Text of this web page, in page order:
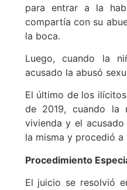
para entrar a la
compartía con su
la boca.
Luego, cuando la
acusado la abusó
El último de los
de 2019, cuando la
vivienda y el
la misma y procedió
Procedimiento
El juicio se resolvió